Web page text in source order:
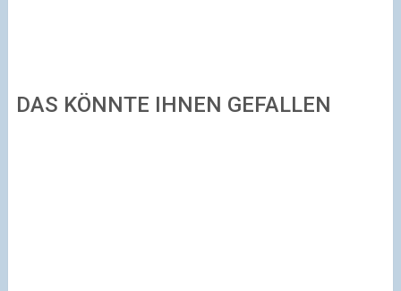
DAS KÖNNTE IHNEN GEFALLEN